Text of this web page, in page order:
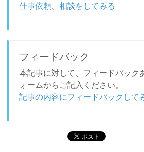
仕事依頼、相談をしてみる
フィードバック
本記事に対して、フィードバック
ォームからご記入ください。
記事の内容にフィードバックして